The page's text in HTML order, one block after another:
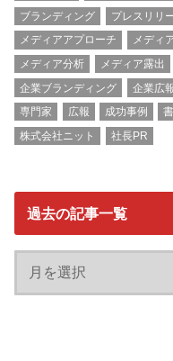
ブランディング
プレスリリ
メディアアプローチ
メディ
メディア分析
メディア露出
企業ブランディング
企業広
専門家
広報 成功事例
株式会社ニット
社長PR
過去の記事一覧